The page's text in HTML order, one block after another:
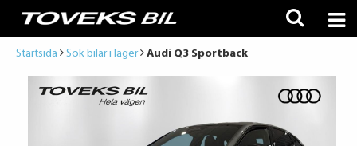
Startsida Sök bilar i lager Audi Q3 Sportback